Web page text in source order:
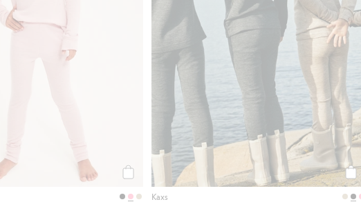
Kup
Kaxs